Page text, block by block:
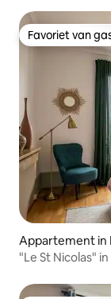
Favoriet van
Favoriet van
Appartement in
"Le St Nicolas"